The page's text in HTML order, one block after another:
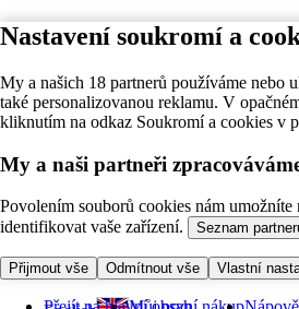
Nastavení soukromí a
My a našich 18 partnerů používáme nebo
také personalizovanou reklamu. V
kliknutím na odkaz Soukromí a cookies v
My a naši partneři
Povolením souborů cookies nám
identifikovat vaše zařízení.
Seznam
Přijmout vše Odmítnout vše Vlastní